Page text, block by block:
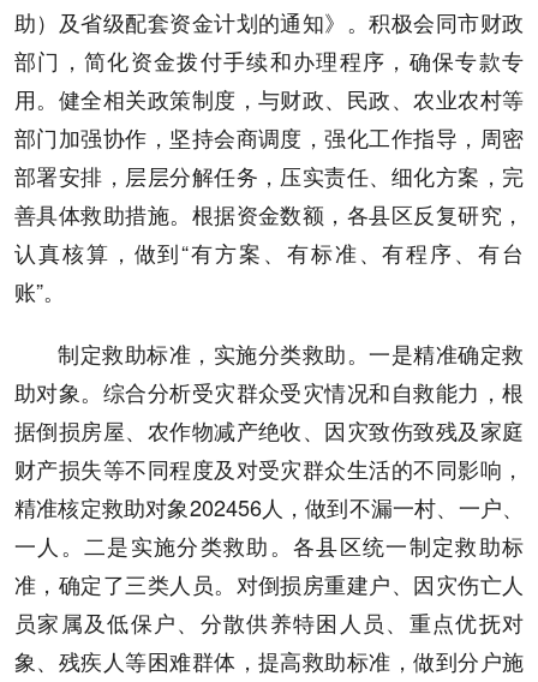
助）及省级配套资金计划的通知》。积极会同市财政
部门，简化资金拨付手续和办理程序，确保专款专
用。健全相关政策制度，与财政、民政、农业农村等
部门加强协作，坚持会商调度，强化工作指导，周密
部署安排，层层分解任务，压实责任、细化方案，完
善具体救助措施。根据资金数额，各县区反复研究，
认真核算，做到“有方案、有标准、有程序、有台
账”。
制定救助标准，实施分类救助。一是精准确定救
助对象。综合分析受灾群众受灾情况和自救能力，根
据倒损房屋、农作物减产绝收、因灾致伤致残及家庭
财产损失等不同程度及对受灾群众生活的不同影响，
精准核定救助对象202456人，做到不漏一村、一户、
一人。二是实施分类救助。各县区统一制定救助标
准，确定了三类人员。对倒损房重建户、因灾伤亡人
员家属及低保户、分散供养特困人员、重点优抚对
象、残疾人等困难群体，提高救助标准，做到分户施